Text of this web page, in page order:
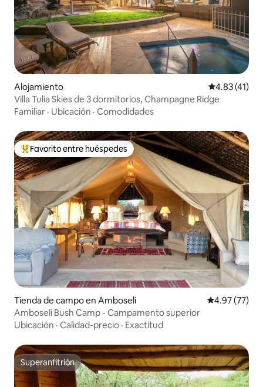
Alojamiento Calificación
4.83 (41)
Villa Tulia Skies de 3 dormitorios, Champagne Ridge
Familiar · Ubicación · Comodidades
Favorito entre huéspedes preferido
Favorito entre huéspedes
Tienda de campo en Amboseli Calificación
4.97 (77)
Amboseli Bush Camp - Campamento superior
Ubicación · Calidad-precio · Exactitud
Superanfitrión
Superanfitrión